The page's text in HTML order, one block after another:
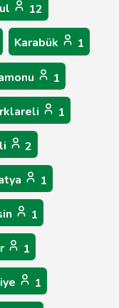
12
Karabük 1
1
1
2
1
1
1
1